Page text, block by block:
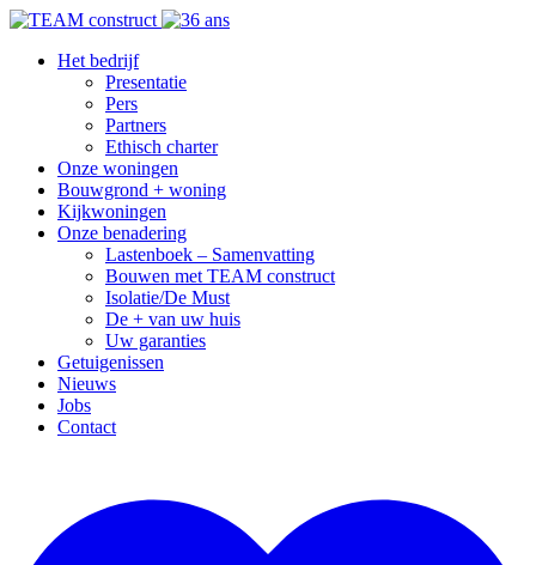
Het bedrijf
Presentatie
Pers
Partners
Ethisch charter
Onze woningen
Bouwgrond + woning
Kijkwoningen
Onze benadering
Lastenboek – Samenvatting
Bouwen met TEAM construct
Isolatie/De Must
De + van uw huis
Uw garanties
Getuigenissen
Nieuws
Jobs
Contact